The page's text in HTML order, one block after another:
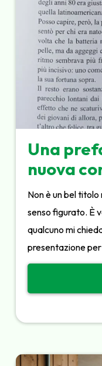
Una
nuova
Non è un bel
senso figurato. È
qualcuno mi
presentazione